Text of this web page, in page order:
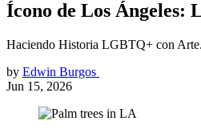
Ícono de Los Ángeles:
Haciendo Historia LGBTQ+ con Arte.
by Edwin Burgos
Jun 15, 2026